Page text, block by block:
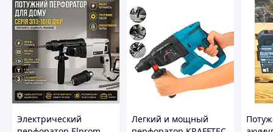
Ограничитель глубины
сверления
Пользовательские характеристики
Буры в комплекте, мм
8,10,12
Система фиксации:
SDS-plus + DFR
Перфоратор MRH-1170SDFRмощный и
Электрический
Легкий и мощный